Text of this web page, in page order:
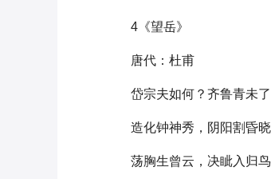
4《望岳》
唐代：杜甫
岱宗夫如何？齐鲁青未了
造化钟神秀，阴阳割昏晓
荡胸生曾云，决眦入归